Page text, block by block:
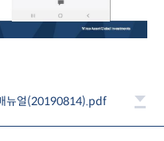
뉴얼(20190814).pdf